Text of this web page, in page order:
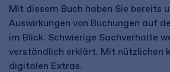
Mit diesem Buch haben Sie bereits
Auswirkungen von Buchungen auf
im Blick. Schwierige Sachverhalte
verständlich erklärt. Mit nützlichen
digitalen Extras.